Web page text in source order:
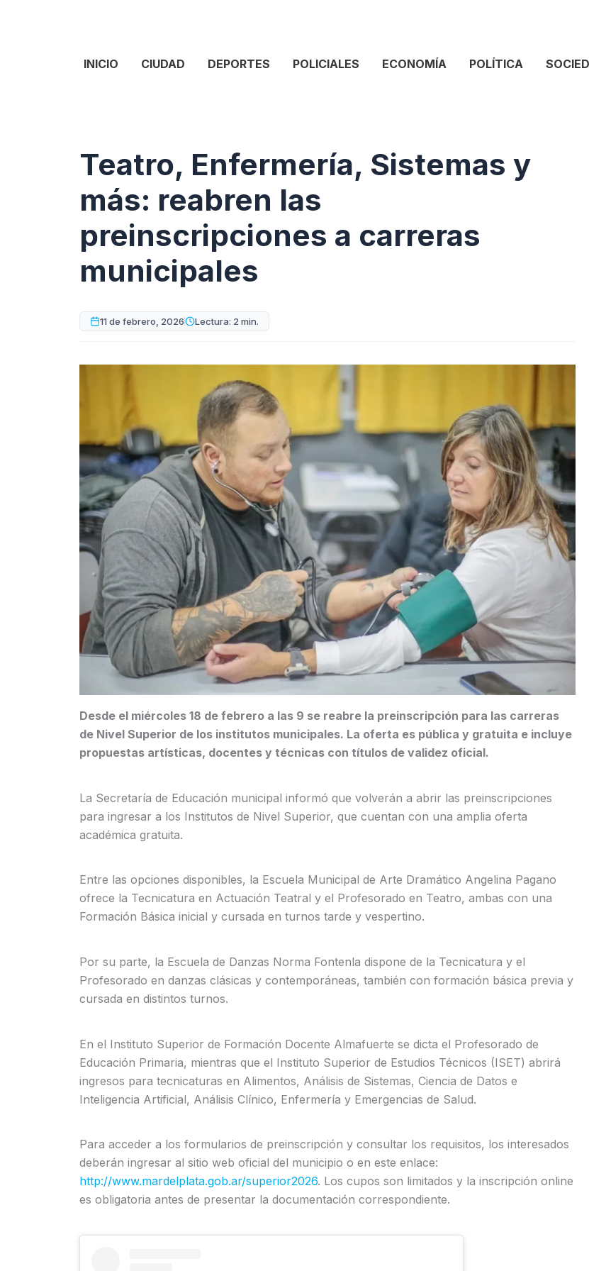
INICIO CIUDAD DEPORTES POLICIALES ECONOMÍA POLÍTICA
Teatro, Enfermería, Sistemas y
más: reabren las
preinscripciones a carreras
municipales
11 de febrero, 2026 Lectura: 2 min.
Desde el miércoles 18 de febrero a las 9 se reabre la preinscripción para las carreras
de Nivel Superior de los institutos municipales. La oferta es pública y gratuita e incluye
propuestas artísticas, docentes y técnicas con títulos de validez oficial.
La Secretaría de Educación municipal informó que volverán a abrir las preinscripciones
para ingresar a los Institutos de Nivel Superior, que cuentan con una amplia oferta
académica gratuita.
Entre las opciones disponibles, la Escuela Municipal de Arte Dramático Angelina Pagano
ofrece la Tecnicatura en Actuación Teatral y el Profesorado en Teatro, ambas con una
Formación Básica inicial y cursada en turnos tarde y vespertino.
Por su parte, la Escuela de Danzas Norma Fontenla dispone de la Tecnicatura y el
Profesorado en danzas clásicas y contemporáneas, también con formación básica previa y
cursada en distintos turnos.
En el Instituto Superior de Formación Docente Almafuerte se dicta el Profesorado de
Educación Primaria, mientras que el Instituto Superior de Estudios Técnicos (ISET) abrirá
ingresos para tecnicaturas en Alimentos, Análisis de Sistemas, Ciencia de Datos e
Inteligencia Artificial, Análisis Clínico, Enfermería y Emergencias de Salud.
Para acceder a los formularios de preinscripción y consultar los requisitos, los interesados
deberán ingresar al sitio web oficial del municipio o en este enlace:
http://www.mardelplata.gob.ar/superior2026. Los cupos son limitados y la inscripción online
es obligatoria antes de presentar la documentación correspondiente.